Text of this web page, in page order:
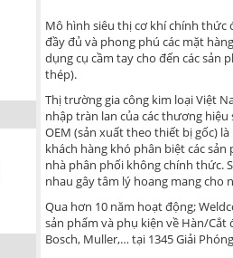
Mô hình siêu thị cơ khí chính thức
đầy đủ và phong phú các mặt
dụng cụ cầm tay cho đến các sản
thép).
Thị trường gia công kim loại Việt
nhập tràn lan của các thương
OEM (sản xuất theo thiết bị gốc)
khách hàng khó phân biệt các
nhà phân phối không chính thức.
nhau gây tâm lý hoang mang
Qua hơn 10 năm hoạt động;
sản phẩm và phụ kiện về Hàn/Cắt
Bosch, Muller,… tại 1345 Giải